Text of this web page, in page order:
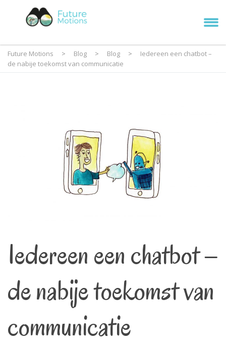
Future Motions > Blog > Blog >
Iedereen een chatbot –
de nabije toekomst van communicatie
Iedereen een chatbot –
de nabije toekomst van
communicatie